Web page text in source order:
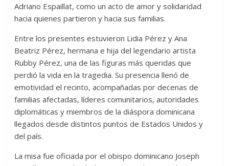
Adriano Espaillat, como un acto de amor y solidaridad
hacia quienes partieron y hacia sus familias.
Entre los presentes estuvieron Lidia Pérez y Ana
Beatriz Pérez, hermana e hija del legendario artista
Rubby Pérez, una de las figuras más queridas que
perdió la vida en la tragedia. Su presencia llenó de
emotividad el recinto, acompañadas por decenas de
familias afectadas, líderes comunitarios, autoridades
diplomáticas y miembros de la diáspora dominicana
llegados desde distintos puntos de Estados Unidos y
del país.
La misa fue oficiada por el obispo dominicano Joseph